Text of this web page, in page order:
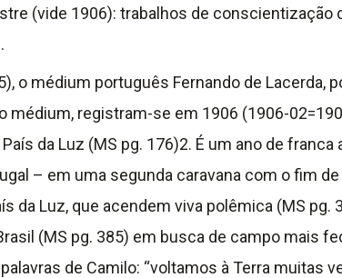
(vide 1906): trabalhos de conscientização
o médium português Fernando de Lacerda,
registram-se em 1906 (1906-
da Luz (MS pg. 176)2. É um ano de
– em uma segunda caravana com o fim
da Luz, que acendem viva polêmica (MS
(MS pg. 385) em busca de campo mais
de Camilo: “voltamos à Terra muitas